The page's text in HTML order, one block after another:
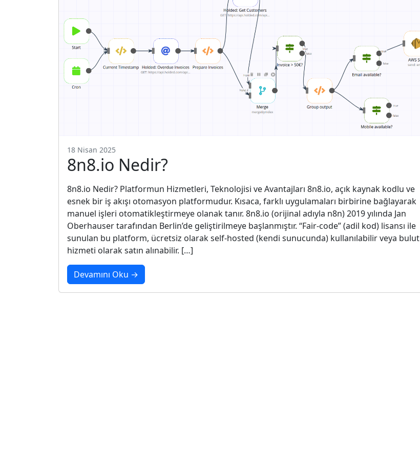
18 Nisan 2025
8n8.io Nedir?
8n8.io Nedir? Platformun Hizmetleri, Teknolojisi ve Avantajları 8n8.io, açık kaynak kodlu ve
esnek bir iş akışı otomasyon platformudur. Kısaca, farklı uygulamaları birbirine bağlayarak
manuel işleri otomatikleştirmeye olanak tanır. 8n8.io (orijinal adıyla n8n) 2019 yılında Jan
Oberhauser tarafından Berlin’de geliştirilmeye başlanmıştır​. “Fair-code” (adil kod) lisansı ile
sunulan bu platform, ücretsiz olarak self-hosted (kendi sunucunda) kullanılabilir veya bulut
hizmeti olarak satın alınabilir. […]
Devamını Oku →